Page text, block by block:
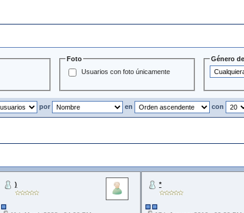
Foto
Usuarios con foto únicamente
Género
por en con
) *